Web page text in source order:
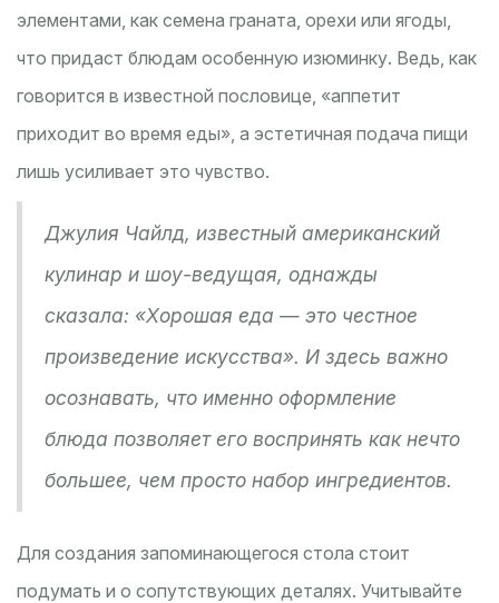
элементами, как семена граната, орехи или ягоды,
что придаст блюдам особенную изюминку. Ведь, как
говорится в известной пословице, «аппетит
приходит во время еды», а эстетичная подача пищи
лишь усиливает это чувство.
Джулия Чайлд, известный американский
кулинар и шоу-ведущая, однажды
сказала: «Хорошая еда — это честное
произведение искусства». И здесь важно
осознавать, что именно оформление
блюда позволяет его воспринять как нечто
большее, чем просто набор ингредиентов.
Для создания запоминающегося стола стоит
подумать и о сопутствующих деталях. Учитывайте